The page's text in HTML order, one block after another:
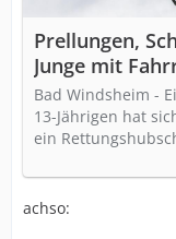
Prellungen,
Junge mit
erfasst und
Bad Windsheim -
13-Jährigen hat
ein
achso: